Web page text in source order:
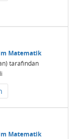
Matematik
tarafından
Matematik